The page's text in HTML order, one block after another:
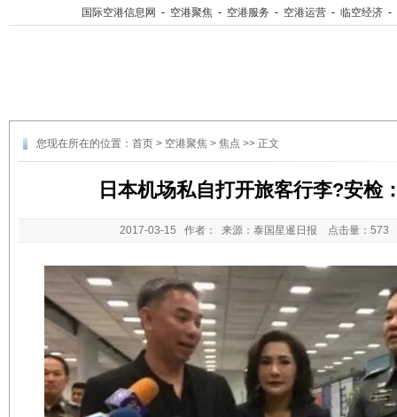
国际空港信息网 - 空港聚焦 - 空港服务 - 空港运营 - 临空经济 -
您现在所在的位置： 首页 > 空港聚焦 > 焦点 >> 正文
日本机场私自打开旅客行李?安检
2017-03-15 作者： 来源：泰国星暹日报 点击量：